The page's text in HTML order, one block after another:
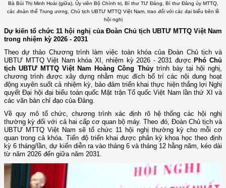
Bà Bùi Thị Minh Hoài (giữa), Ủy viên Bộ Chính trị, Bí thư TƯ Đảng, Bí thư Đảng ủy MTTQ,
các đoàn thể Trung ương, Chủ tịch UBTƯ MTTQ Việt Nam, trao đổi với các đại biểu bên lề
hội nghị
Dự kiến tổ chức 11 hội nghị của Đoàn Chủ tịch UBTƯ MTTQ Việt Nam
trong nhiệm kỳ 2026 - 2031
Theo dự thảo Chương trình làm việc toàn khóa của Đoàn Chủ tịch và
UBTƯ MTTQ Việt Nam khóa XI, nhiệm kỳ 2026 - 2031 được Phó Chủ
tịch UBTƯ MTTQ Việt Nam Hoàng Công Thủytrình bày tại hội nghị,
chương trình được xây dựng nhằm mục đích bố trí các nội dung hoạt
động xuyên suốt cả nhiệm kỳ, bảo đảm triển khai thực hiện thắng lợi Nghị
quyết Đại hội đại biểu toàn quốc Mặt trận Tổ quốc Việt Nam lần thứ XI và
các văn bản chỉ đạo của Đảng.
Về quy mô tổ chức, chương trình xác định rõ hệ thống các hội nghị
thường kỳ đối với cả hai cấp cơ quan bộ máy. Theo đó, Đoàn Chủ tịch và
UBTƯ MTTQ Việt Nam sẽ tổ chức 11 hội nghị thường kỳ cho mỗi cơ
quan trong cả khóa. Tiến độ triển khai được phân kỳ khoa học theo định
kỳ 6 tháng/lần, dự kiến diễn ra vào tháng 6 và tháng 12 hằng năm, kéo dài
từ năm 2026 đến giữa năm 2031.